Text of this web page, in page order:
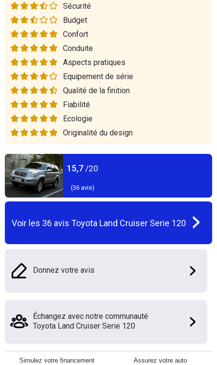
Sécurité
Budget
Confort
Conduite
Aspects pratiques
Equipement de série
Qualité de la finition
Fiabilité
Ecologie
Originalité du design
15,7 /20
(36 avis)
Voir les 36 avis Toyota Land Cruiser Serie 120
Donnez votre avis
Échangez avec notre communauté
Toyota Land Cruiser Serie 120
Simulez votre financement Assurez votre auto